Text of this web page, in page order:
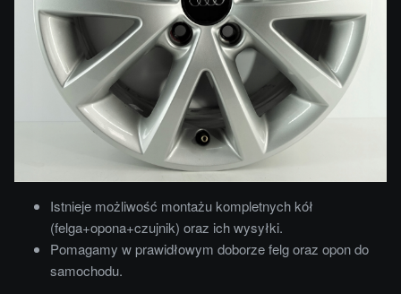
Istnieje możliwość montażu kompletnych kół
(felga+opona+czujnik) oraz ich wysyłki.
Pomagamy w prawidłowym doborze felg oraz opon do
samochodu.